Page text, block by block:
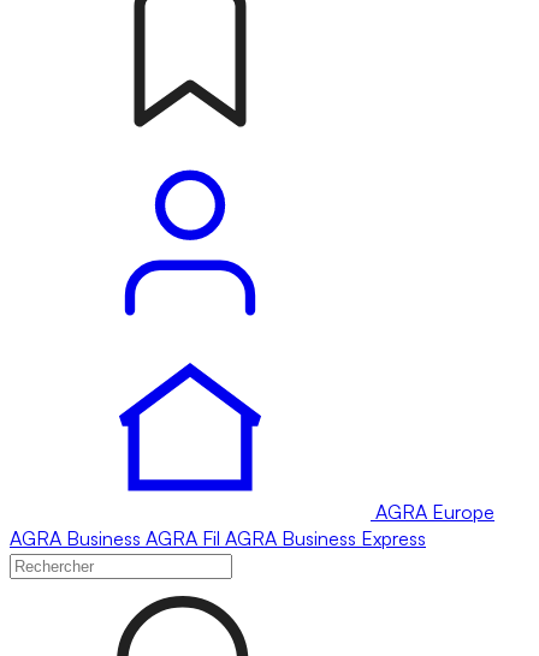
AGRA Europe
AGRA Business AGRA Fil AGRA Business Express